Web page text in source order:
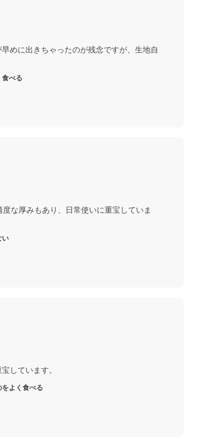
めに出きちゃったのが残念ですが、生地自
べる
な厚みもあり、日常使いに重宝していま
い
しています。
よく食べる